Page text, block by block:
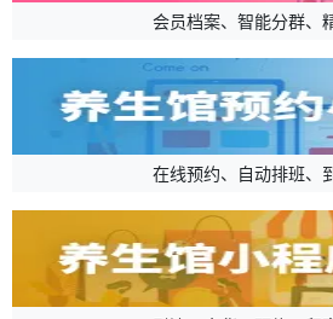
会员档案、智能分群、
在线预约、自动排班、